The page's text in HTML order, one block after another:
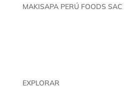
MAKISAPA PERÚ FOODS SAC
EXPLORAR